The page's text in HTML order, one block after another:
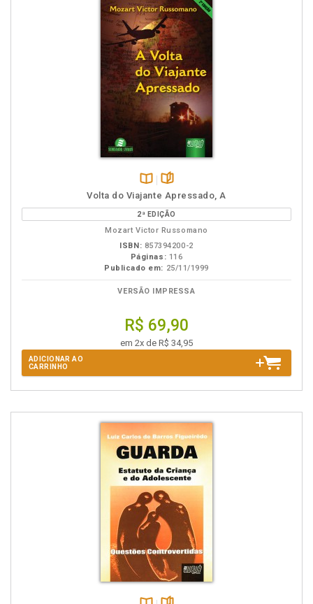
Disponível
na
B.V.
páginas
Volta do Viajante Apressado, A
2ª EDIÇÃO
Mozart Victor Russomano
ISBN: 857394200-2
Páginas: 116
Publicado em: 25/11/1999
VERSÃO IMPRESSA
R$ 69,90
em 2x de R$ 34,95
ADICIONAR AO
CARRINHO